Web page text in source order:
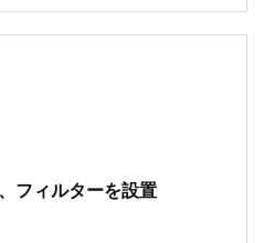
ィルターを設置